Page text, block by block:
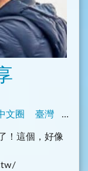
文圈 臺灣 旅遊
！這個，好像